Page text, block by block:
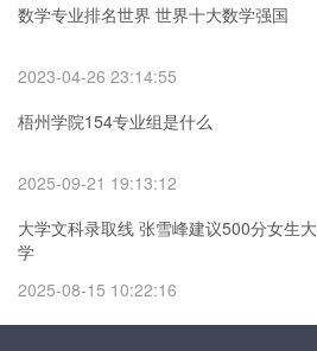
数学专业排名世界 世界十大数学强国
2023-04-26 23:14:55
梧州学院154专业组是什么
2025-09-21 19:13:12
大学文科录取线 张雪峰建议500分女生大
学
2025-08-15 10:22:16